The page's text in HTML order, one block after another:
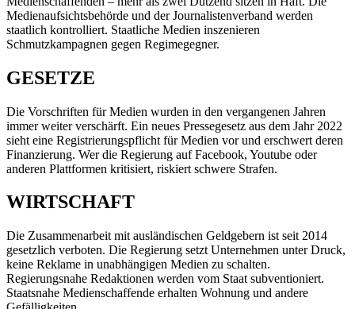
Medienaufsichtsbehörde und der Journalistenverband werden
staatlich kontrolliert. Staatliche Medien inszenieren
Schmutzkampagnen gegen Regimegegner.
GESETZE
Die Vorschriften für Medien wurden in den vergangenen Jahren
immer weiter verschärft. Ein neues Pressegesetz aus dem Jahr 2022
sieht eine Registrierungspflicht für Medien vor und erschwert deren
Finanzierung. Wer die Regierung auf Facebook, Youtube oder
anderen Plattformen kritisiert, riskiert schwere Strafen.
WIRTSCHAFT
Die Zusammenarbeit mit ausländischen Geldgebern ist seit 2014
gesetzlich verboten. Die Regierung setzt Unternehmen unter Druck,
keine Reklame in unabhängigen Medien zu schalten.
Regierungsnahe Redaktionen werden vom Staat subventioniert.
Staatsnahe Medienschaffende erhalten Wohnung und andere